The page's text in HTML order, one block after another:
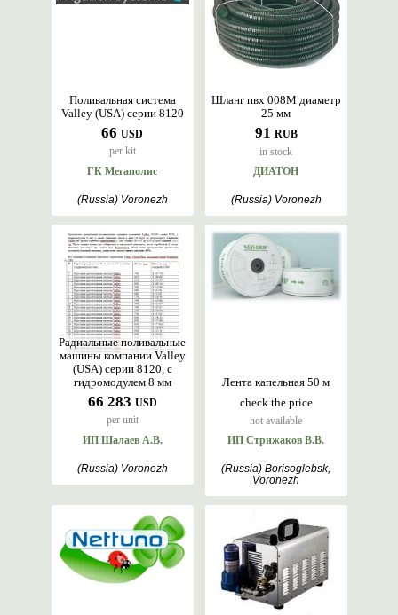
66 USD
per kit
Поливальная система
Valley (USA) серии 8120
ГК Мегаполис
(Russia) Voronezh
91 RUB
in stock
Шланг пвх 008M диаметр
25 мм
ДИАТОН
(Russia) Voronezh
66 283 USD
per unit
Радиальные поливальные
машины компании Valley
(USA) серии 8120, с
гидромодулем 8 мм
ИП Шалаев А.В.
(Russia) Voronezh
check the price
not available
Лента капельная 50 м
ИП Стрижаков В.В.
(Russia) Borisoglebsk,
Voronezh